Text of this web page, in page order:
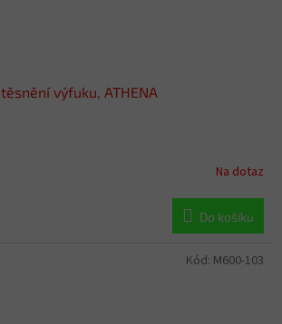
těsnění výfuku, ATHENA
Na dotaz
Do košíku
Kód: M600-103